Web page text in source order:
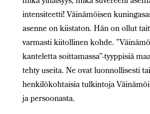
intensiteetti! Väinämöisen
asenne on kiistaton. Hän on ollut
varmasti kiitollinen kohde.
kanteletta soittamassa”-tyyppisiä
tehty useita. Ne ovat luonnollisesti
henkilökohtaisia tulkintoja
ja persoonasta.